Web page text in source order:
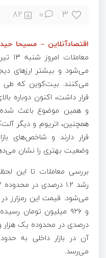
3
0
82
اقتصادآنلاین – مسیحا
می‌شود و بیشتر ارز‌های
می‌کنند. بیت‌کوین که
و همین موضوع باعث شده
همچنین، اتریوم و دیگر
قرار دارند و شاخص‌های
وضعیت بهتری را نشان
بررسی معاملات تا این
می‌شود. قیمت این رمزارز در
می‌رسد.